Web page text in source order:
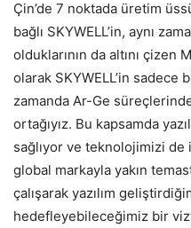
Çin’de 7 noktada üretim
bağlı SKYWELL’in, aynı
olduklarının da altını çizen
olarak SKYWELL’in sadece
zamanda Ar-Ge
ortağıyız. Bu kapsamda
sağlıyor ve teknolojimizi de
global markayla yakın
çalışarak yazılım
hedefleyebileceğimiz bir